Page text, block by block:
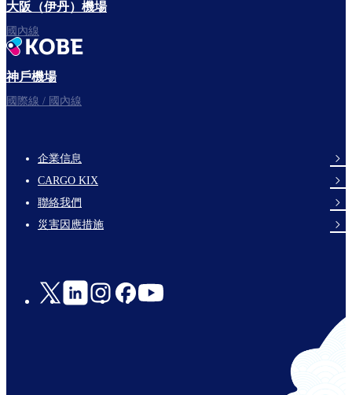
大阪（伊丹）機場
國內線
神戶機場
國際線 / 國內線
footer-
links-
en-
企業信息
CARGO KIX
聯絡我們
災害因應措施
Social